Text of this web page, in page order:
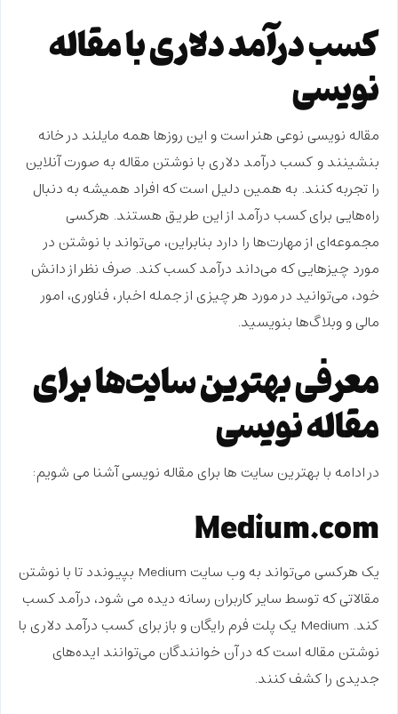
کسب درآمد دلاری با مقاله
نویسی
مقاله نویسی نوعی هنر است و این روزها همه مایلند در خانه
بنشینند وکسب درآمد دلاری با نوشتن مقاله به صورت آنلاین
را تجربه کنند. به همین دلیل است که افراد همیشه به دنبال
راه‌هایی برای کسب درآمد از این طریق هستند. هرکسی
مجموعه‌ای از مهارت‌ها را دارد بنابراین، می‌تواند با نوشتن در
مورد چیزهایی که می‌داند درآمد کسب کند. صرف نظر از دانش
خود، می‌توانید در مورد هر چیزی از جمله اخبار، فناوری، امور
مالی و وبلاگ‌ها بنویسید.
معرفی بهترین سایت‌ها برای
مقاله نویسی
در ادامه با بهترین سایت ها برای مقاله نویسی آشنا می شویم:
Medium.com
یک هرکسی می‌‌تواند به وب سایت Medium بپیوندد تا با نوشتن
مقالاتی که توسط سایر کاربران رسانه دیده می ‌شود، درآمد کسب
کند. Medium یک پلت فرم رایگان و باز برای
کسب درآمد دلاری با
نوشتن مقاله است که در آن خوانندگان می‌توانند ایده‌های
جدیدی را کشف کنند.